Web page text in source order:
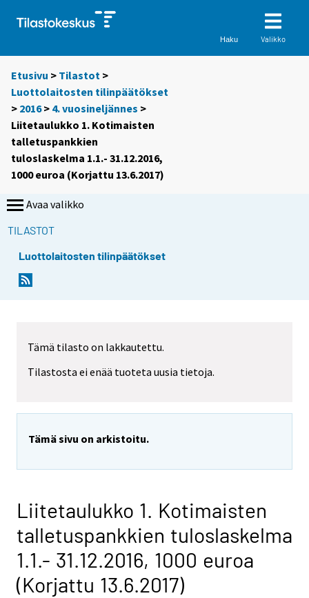
Haku Valikko
Etusivu > Tilastot >
Luottolaitosten tilinpäätökset
> 2016> 4. vuosineljännes >
Liitetaulukko 1. Kotimaisten
talletuspankkien
tuloslaskelma 1.1.- 31.12.2016,
1000 euroa (Korjattu 13.6.2017)
Avaa valikko
TILASTOT
Luottolaitosten tilinpäätökset
Tämä tilasto on lakkautettu.
Tilastosta ei enää tuoteta uusia tietoja.
Tämä sivu on arkistoitu.
Liitetaulukko 1. Kotimaisten
talletuspankkien tuloslaskelma
1.1.- 31.12.2016, 1000 euroa
(Korjattu 13.6.2017)